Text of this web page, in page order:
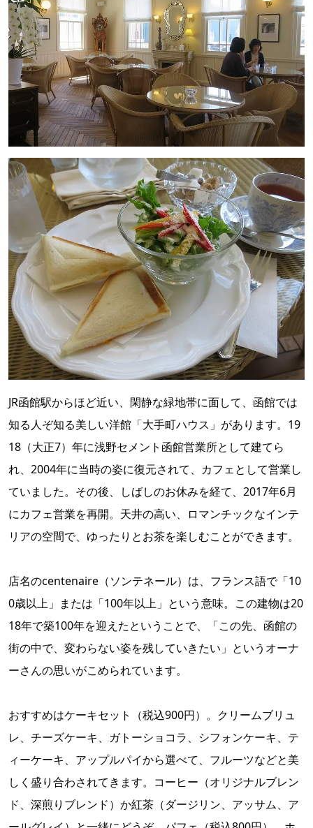
JR函館駅からほど近い、閑静な緑地帯に面して、函館では
知る人ぞ知る美しい洋館「大手町ハウス」があります。19
18（大正7）年に浅野セメント函館営業所として建てら
れ、2004年に当時の姿に復元されて、カフェとして営業し
ていました。その後、しばしのお休みを経て、2017年6月
にカフェ営業を再開。天井の高い、ロマンチックなインテ
リアの空間で、ゆったりとお茶を楽しむことができます。
店名のcentenaire（ソンテネール）は、フランス語で「10
0歳以上」または「100年以上」という意味。この建物は20
18年で築100年を迎えたということで、「この先、函館の
街の中で、変わらない姿を残していきたい」というオーナ
ーさんの思いがこめられています。
おすすめはケーキセット（税込900円）。クリームブリュ
レ、チーズケーキ、ガトーショコラ、シフォンケーキ、テ
ィーケーキ、アップルパイから選べて、フルーツなどと美
しく盛り合わされてきます。コーヒー（オリジナルブレン
ド、深煎りブレンド）か紅茶（ダージリン、アッサム、ア